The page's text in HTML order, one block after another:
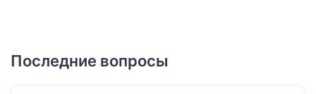
Последние вопросы